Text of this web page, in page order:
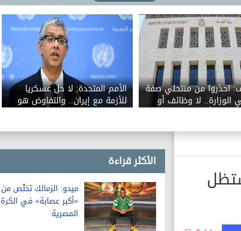
احذروا من منتحلي صفة
لا وظائف أو
مقابل أموال
الأمم المتحدة: لا حل عسكريا
للأزمة مع إيران.. والتفاوض هو
السبيل الوحيد
الأكثر قراءة
ميدو: الزمالك تخلّص من
«أكبر عصابة» في الكرة
المصرية